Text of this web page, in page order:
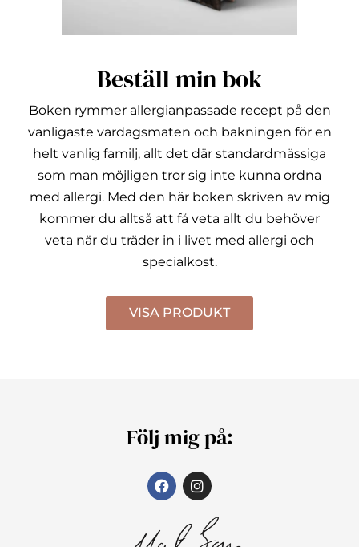
Beställ min bok
Boken rymmer allergianpassade recept på den
vanligaste vardagsmaten och bakningen för en
helt vanlig familj, allt det där standardmässiga
som man möjligen tror sig inte kunna ordna
med allergi. Med den här boken skriven av mig
kommer du alltså att få veta allt du behöver
veta när du träder in i livet med allergi och
specialkost.
VISA PRODUKT
Följ mig på: